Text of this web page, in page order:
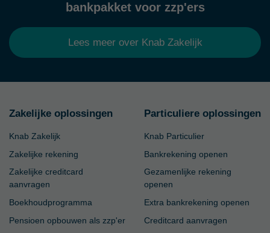
bankpakket voor zzp'ers
Lees meer over Knab Zakelijk
Zakelijke oplossingen
Knab Zakelijk
Zakelijke rekening
Zakelijke creditcard
aanvragen
Boekhoudprogramma
Pensioen opbouwen als zzp'er
Particuliere oplossingen
Knab Particulier
Bankrekening openen
Gezamenlijke rekening
openen
Extra bankrekening openen
Creditcard aanvragen